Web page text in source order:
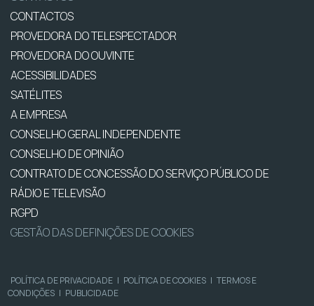
CONTACTOS
PROVEDORA DO TELESPECTADOR
PROVEDORA DO OUVINTE
ACESSIBILIDADES
SATÉLITES
A EMPRESA
CONSELHO GERAL INDEPENDENTE
CONSELHO DE OPINIÃO
CONTRATO DE CONCESSÃO DO SERVIÇO PÚBLICO DE
RÁDIO E TELEVISÃO
RGPD
GESTÃO DAS DEFINIÇÕES DE COOKIES
POLÍTICA DE PRIVACIDADE | POLÍTICA DE COOKIES | TERMOS E
CONDIÇÕES | PUBLICIDADE